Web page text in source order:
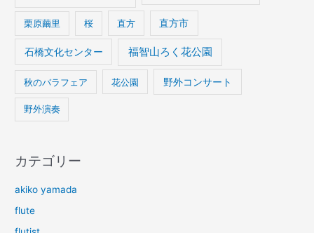
栗原繭里 桜 直方 直方市
石橋文化センター 福智山ろく花公園
秋のバラフェア 花公園 野外コンサート
野外演奏
カテゴリー
akiko yamada
flute